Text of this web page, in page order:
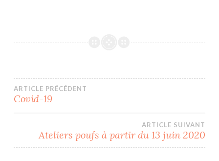
Navigation
l’article
ARTICLE PRÉCÉDENT
Covid-19
ARTICLE SUIVANT
Ateliers poufs à partir du 13 juin 2020